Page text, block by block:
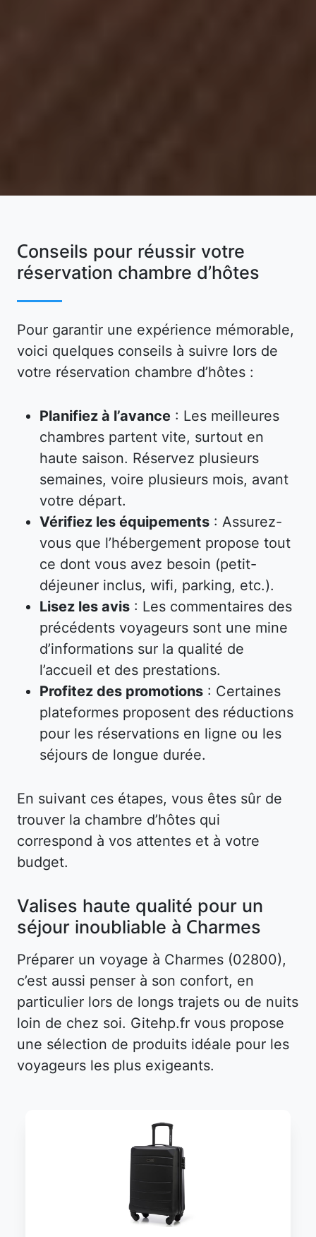
Conseils pour réussir votre
réservation chambre d’hôtes
Pour garantir une expérience mémorable,
voici quelques conseils à suivre lors de
votre réservation chambre d’hôtes :
Planifiez à l’avance : Les meilleures
chambres partent vite, surtout en
haute saison. Réservez plusieurs
semaines, voire plusieurs mois, avant
votre départ.
Vérifiez les équipements : Assurez-
vous que l’hébergement propose tout
ce dont vous avez besoin (petit-
déjeuner inclus, wifi, parking, etc.).
Lisez les avis : Les commentaires des
précédents voyageurs sont une mine
d’informations sur la qualité de
l’accueil et des prestations.
Profitez des promotions : Certaines
plateformes proposent des réductions
pour les réservations en ligne ou les
séjours de longue durée.
En suivant ces étapes, vous êtes sûr de
trouver la chambre d’hôtes qui
correspond à vos attentes et à votre
budget.
Valises haute qualité pour un
séjour inoubliable à Charmes
Préparer un voyage à Charmes (02800),
c’est aussi penser à son confort, en
particulier lors de longs trajets ou de nuits
loin de chez soi. Gitehp.fr vous propose
une sélection de produits idéale pour les
voyageurs les plus exigeants.